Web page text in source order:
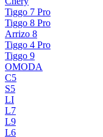
Tiggo 7 Pro
Tiggo 8 Pro
Arrizo 8
Tiggo 4 Pro
Tiggo 9
OMODA
C5
S5
LI
L7
L9
L6